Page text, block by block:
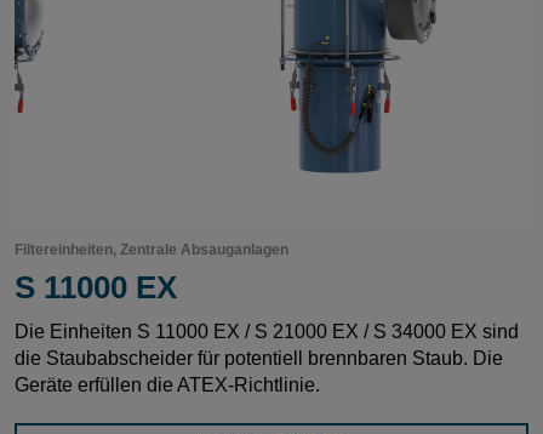
Filtereinheiten, Zentrale Absauganlagen
S 11000 EX
Die Einheiten S 11000 EX / S 21000 EX / S 34000 EX sind
die Staubabscheider für potentiell brennbaren Staub. Die
Geräte erfüllen die ATEX-Richtlinie.